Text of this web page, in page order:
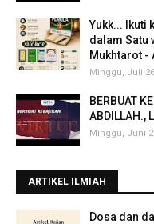
Yukk... Ikuti
dalam Satu
Mukhtarot -
Minggu, Juli
BERBUAT
ABDILLAH.,
Minggu, Juni
ARTIKEL ILMIAH
‎Dosa dan